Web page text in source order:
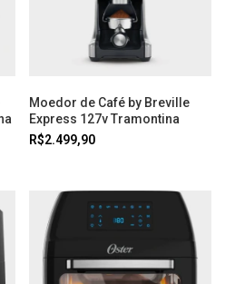
Moedor de Café by Breville
Express 127v Tramontina
R$2.499,90